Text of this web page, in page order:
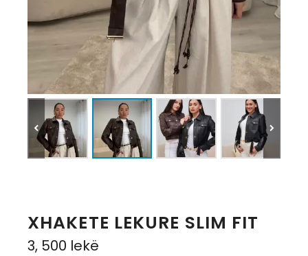
XHAKETE LEKURE SLIM FIT
3, 500 lekë